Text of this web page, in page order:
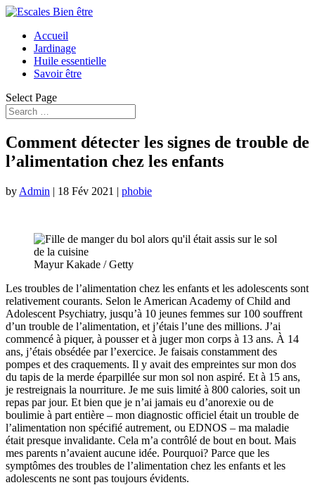
Accueil
Jardinage
Huile essentielle
Savoir être
Select Page
Comment détecter les signes de trouble de
l’alimentation chez les enfants
by Admin | 18 Fév 2021 | phobie
Mayur Kakade / Getty
Les troubles de l’alimentation chez les enfants et les adolescents sont
relativement courants. Selon le American Academy of Child and
Adolescent Psychiatry, jusqu’à 10 jeunes femmes sur 100 souffrent
d’un trouble de l’alimentation, et j’étais l’une des millions. J’ai
commencé à piquer, à pousser et à juger mon corps à 13 ans. À 14
ans, j’étais obsédée par l’exercice. Je faisais constamment des
pompes et des craquements. Il y avait des empreintes sur mon dos
du tapis de la merde éparpillée sur mon sol non aspiré. Et à 15 ans,
je restreignais la nourriture. Je me suis limité à 800 calories, soit un
repas par jour. Et bien que je n’ai jamais eu d’anorexie ou de
boulimie à part entière – mon diagnostic officiel était un trouble de
l’alimentation non spécifié autrement, ou EDNOS – ma maladie
était presque invalidante. Cela m’a contrôlé de bout en bout. Mais
mes parents n’avaient aucune idée. Pourquoi? Parce que les
symptômes des troubles de l’alimentation chez les enfants et les
adolescents ne sont pas toujours évidents.